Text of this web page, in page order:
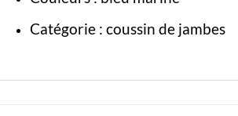
Catégorie : coussin de jambes